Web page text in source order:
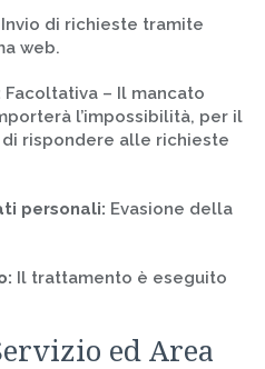
POLICY
Invio di richieste tramite
web.
Facoltativa – Il mancato
l’impossibilità, per il
rispondere alle richieste
personali: Evasione della
Il trattamento è eseguito
ed Area